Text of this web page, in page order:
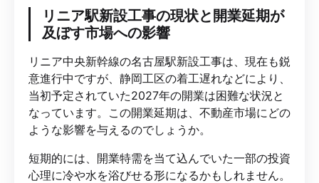
リニア駅新設工事の現状と開業延期が
及ぼす市場への影響
リニア中央新幹線の名古屋駅新設工事は、現在も鋭
意進行中ですが、静岡工区の着工遅れなどにより、
当初予定されていた2027年の開業は困難な状況と
なっています。この開業延期は、不動産市場にどの
ような影響を与えるのでしょうか。
短期的には、開業特需を当て込んでいた一部の投資
心理に冷や水を浴びせる形になるかもしれません。